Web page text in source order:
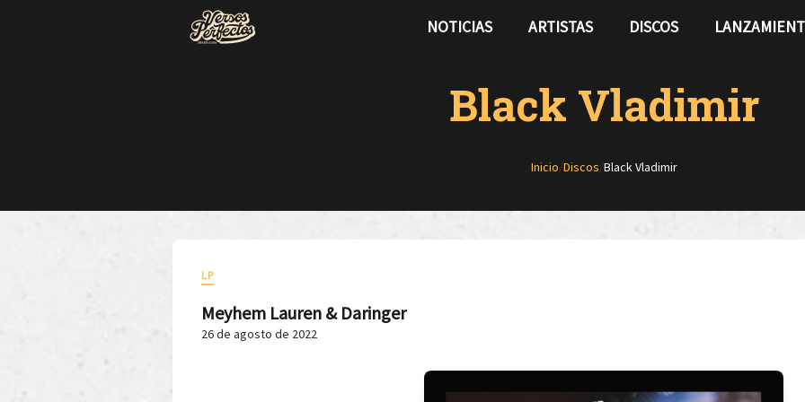
NOTICIAS ARTISTAS DISCOS
Black Vladimir
Inicio/Discos/Black Vladimir
LP
Meyhem Lauren & Daringer
26 de agosto de 2022